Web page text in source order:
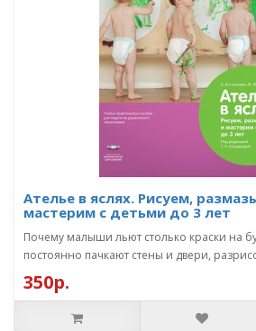
Ателье в яслях. Рисуем,
мастерим с детьми до 3 лет
Почему малыши льют столько краски на
постоянно пачкают стены и двери,
350р.